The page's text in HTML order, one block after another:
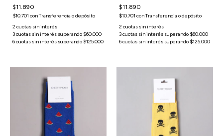
$11.890
$10.701 conTransferencia o depósito
$11.890
$10.701 conTransferencia o depósito